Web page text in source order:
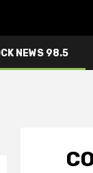
NEWS 98.5